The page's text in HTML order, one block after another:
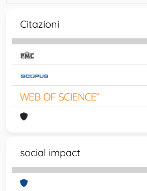
Citazioni
social impact